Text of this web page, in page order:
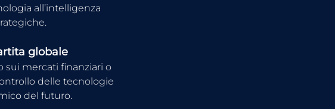
all’intelligenza
globale
sui mercati finanziari o
delle tecnologie
del futuro.